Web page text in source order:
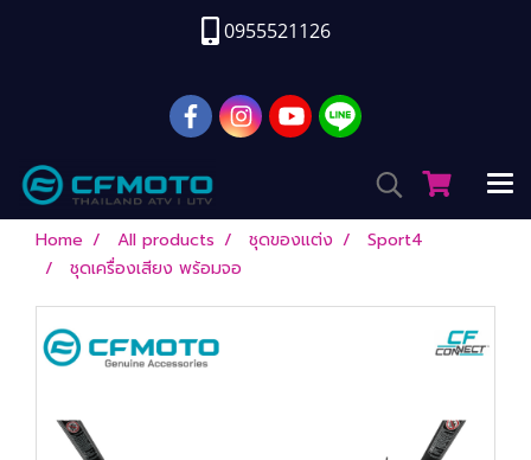
0955521126
Home All products ชุดของแต่ง
Sport4
ชุดเครื่องเสียง พร้อมจอ